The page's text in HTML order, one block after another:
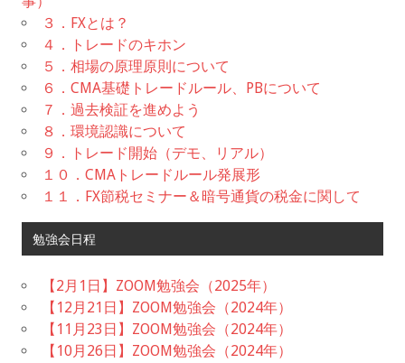
３．FXとは？
４．トレードのキホン
５．相場の原理原則について
６．CMA基礎トレードルール、PBについて
７．過去検証を進めよう
８．環境認識について
９．トレード開始（デモ、リアル）
１０．CMAトレードルール発展形
１１．FX節税セミナー＆暗号通貨の税金に関して
勉強会日程
【2月1日】ZOOM勉強会（2025年）
【12月21日】ZOOM勉強会（2024年）
【11月23日】ZOOM勉強会（2024年）
【10月26日】ZOOM勉強会（2024年）